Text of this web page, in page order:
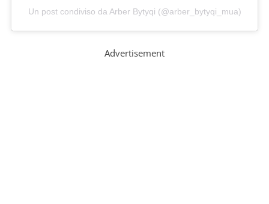
Un post condiviso da Arber Bytyqi (@arber_bytyqi_mua)
Advertisement